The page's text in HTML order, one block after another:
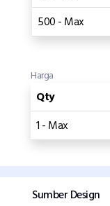
500 - Max
Harga
Qty
1 - Max
Sumber Design